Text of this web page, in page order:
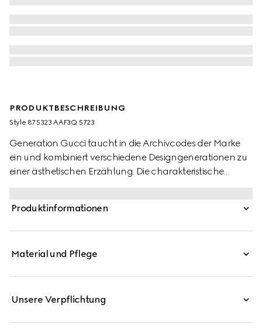
PRODUKTBESCHREIBUNG
Style ‎875323 AAF3Q 5723
Generation Gucci taucht in die Archivcodes der Marke
ein und kombiniert verschiedene Designgenerationen zu
einer ästhetischen Erzählung. Die charakteristische
Lederobermaterial mit einem elastischen Schaft aus, der
Produktinformationen
Material und Pflege
Unsere Verpflichtung